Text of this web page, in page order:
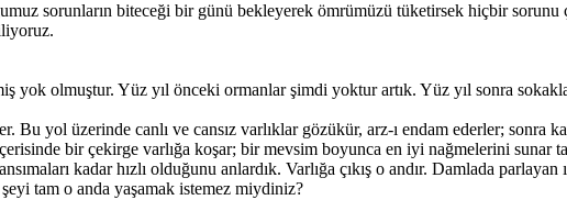
sorunların biteceği bir günü bekleyerek ömrümüzü tüketirsek hiçbir
yok olmuştur. Yüz yıl önceki ormanlar şimdi yoktur artık. Yüz yıl sonra
Bu yol üzerinde canlı ve cansız varlıklar gözükür, arz-ı endam ederler;
bir çekirge varlığa koşar; bir mevsim boyunca en iyi nağmelerini sunar
kadar hızlı olduğunu anlardık. Varlığa çıkış o andır. Damlada
tam o anda yaşamak istemez miydiniz?